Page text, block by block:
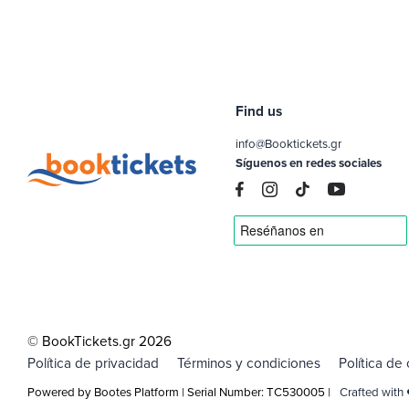
Find us
info@Booktickets.gr
Síguenos en redes sociales
© BookTickets.gr 2026
Política de privacidad
Términos y condiciones Política de
Powered by Bootes Platform | Serial Number: TC530005 | Crafted